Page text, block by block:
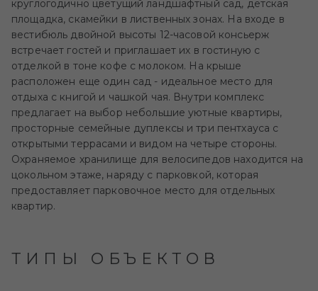
круглогодично цветущий ландшафтный сад, детская
площадка, скамейки в лиственных зонах. На входе в
вестибюль двойной высоты 12-часовой консьерж
встречает гостей и приглашает их в гостиную с
отделкой в тоне кофе с молоком. На крыше
расположен еще один сад - идеальное место для
отдыха с книгой и чашкой чая. Внутри комплекс
предлагает на выбор небольшие уютные квартиры,
просторные семейные дуплексы и три пентхауса с
открытыми террасами и видом на четыре стороны.
Охраняемое хранилище для велосипедов находится на
цокольном этаже, наряду с парковкой, которая
предоставляет парковочное место для отдельных
квартир.
ТИПЫ ОБЪЕКТОВ